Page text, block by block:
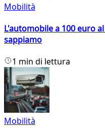
Mobilità
L'automobile a 100 euro
sappiamo
1 min di lettura
Mobilità